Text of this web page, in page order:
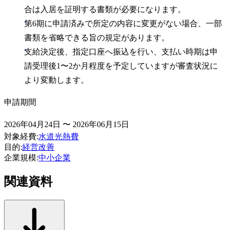
合は入居を証明する書類が必要になります。
第6期に申請済みで所定の内容に変更がない場合、一部
書類を省略できる旨の規定があります。
支給決定後、指定口座へ振込を行い、支払い時期は申
請受理後1〜2か月程度を予定していますが審査状況に
より変動します。
申請期間
2026年04月24日 〜 2026年06月15日
対象経費:水道光熱費
目的:経営改善
企業規模:中小企業
関連資料